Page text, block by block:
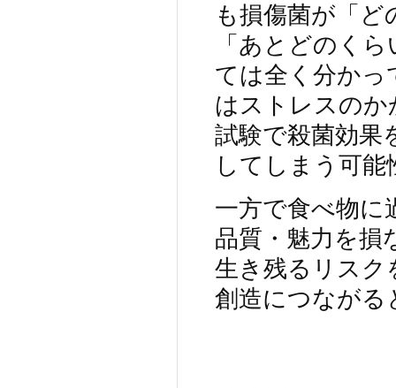
も損傷菌が「
「あとどのく
ては全く分かっ
はストレスの
試験で殺菌効果
してしまう可能
一方で食べ物に
品質・魅力を損
生き残るリスク
創造につながる